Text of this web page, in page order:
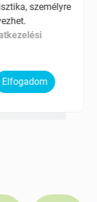
személyre
Elfogadom